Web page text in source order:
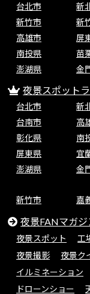
台北市 新
新竹市
新
高雄市
屏
南投県
苗
澎湖県
金
夜景スポット
台北市 新
台南市
高
彰化県
南
屏東県
宜
澎湖県
金
新竹市 嘉
夜景FANマガジ
夜景スポット 工
夜景撮影
夜景ク
イルミネーション
ドローンショー